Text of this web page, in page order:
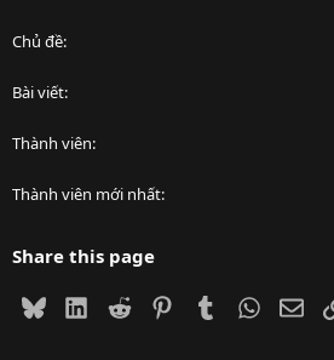
Chủ đề
Bài viết
Thành viên
Thành viên mới nhất
Share this page
BlueskyLinkedIn
Reddit PinterestTumblr